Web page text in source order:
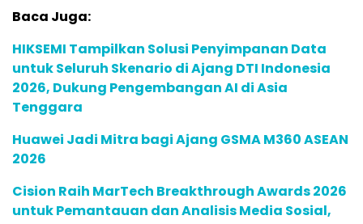
Baca Juga:
HIKSEMI Tampilkan Solusi Penyimpanan Data
untuk Seluruh Skenario di Ajang DTI Indonesia
2026, Dukung Pengembangan AI di Asia
Tenggara
Huawei Jadi Mitra bagi Ajang GSMA M360 ASEAN
2026
Cision Raih MarTech Breakthrough Awards 2026
untuk Pemantauan dan Analisis Media Sosial,